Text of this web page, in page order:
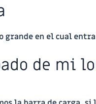
grande en el cual
de mi